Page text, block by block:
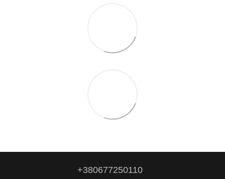
+380677250110